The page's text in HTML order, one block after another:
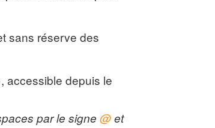
sans réserve des
accessible depuis le
par le signe@et